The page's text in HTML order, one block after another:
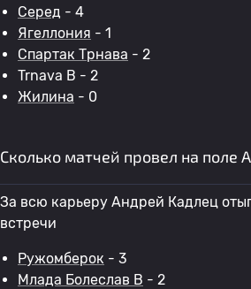
Серед - 4
Ягеллония - 1
Спартак Трнава - 2
Trnava B - 2
Жилина - 0
Сколько матчей провел на поле
За всю карьеру Андрей Кадлец
встречи
Ружомберок - 3
Млада Болеслав B - 2